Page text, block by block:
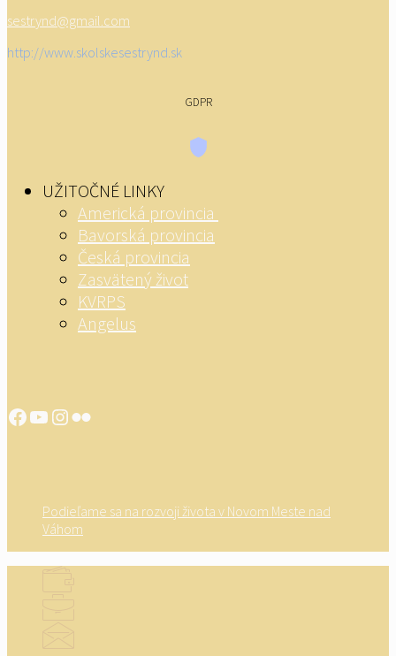
sestrynd@gmail.com
http://www.skolskesestrynd.sk
GDPR
UŽITOČNÉ LINKY
Americká provincia
Bavorská provincia
Česká provincia
Zasvätený život
KVRPS
Angelus
Facebook
YouTube
Instagram
Flickr
Podieľame sa na rozvoji života v Novom Meste nad
Váhom